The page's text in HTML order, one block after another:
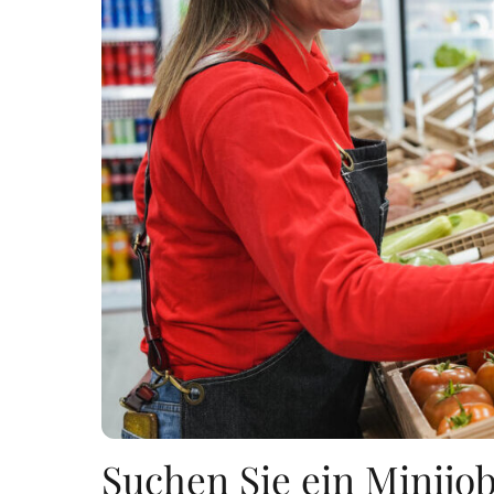
Suchen Sie ein